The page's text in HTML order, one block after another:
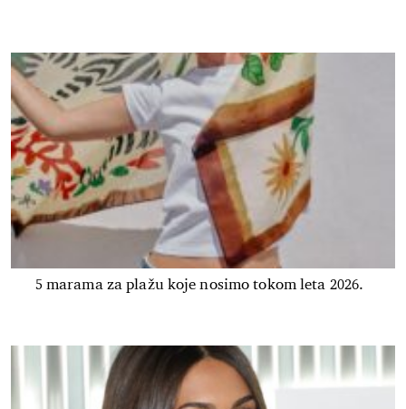
5 marama za plažu koje nosimo tokom leta 2026.